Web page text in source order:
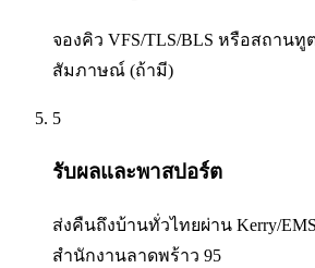
จองคิว VFS/TLS/BLS หรือสถานทู
สัมภาษณ์ (ถ้ามี)
5
รับผลและพาสปอร์ต
ส่งคืนถึงบ้านทั่วไทยผ่าน Kerry/
สำนักงานลาดพร้าว 95